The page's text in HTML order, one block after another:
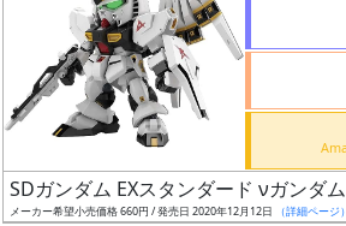
店
舗
最
安
SDガンダム EXスタンダード νガンダム
メーカー希望小売価格 660円 / 発売日 2020年12月12日 （詳細ページ）